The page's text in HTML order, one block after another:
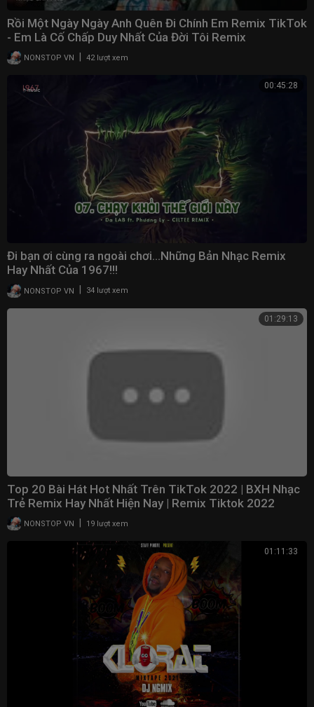
Rồi Một Ngày Ngày Anh Quên Đi Chính Em Remix TikTok
- Em Là Cố Chấp Duy Nhất Của Đời Tôi Remix
NONSTOP VN 42 lượt xem
00:45:28
Đi bạn ơi cùng ra ngoài chơi…Những Bản Nhạc Remix
Hay Nhất Của 1967!!!
NONSTOP VN 34 lượt xem
01:29:13
Top 20 Bài Hát Hot Nhất Trên TikTok 2022 | BXH Nhạc
Trẻ Remix Hay Nhất Hiện Nay | Remix Tiktok 2022
NONSTOP VN 19 lượt xem
01:11:33